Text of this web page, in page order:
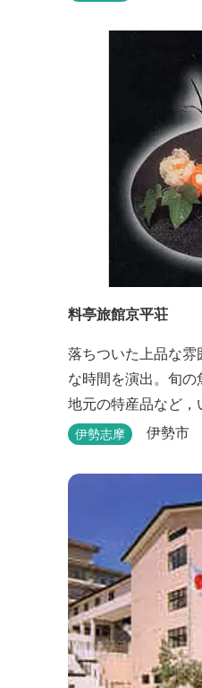
料亭旅館京平荘
落ちついた上品な
な時間を演出。旬の
地元の特産品など
た懐石料理が一品出
伊勢志摩 伊勢市